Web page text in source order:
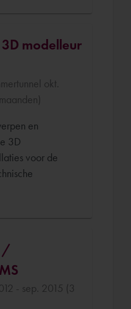
modelleur
okt.
en
3D
voor de
/
- sep. 2015 (3